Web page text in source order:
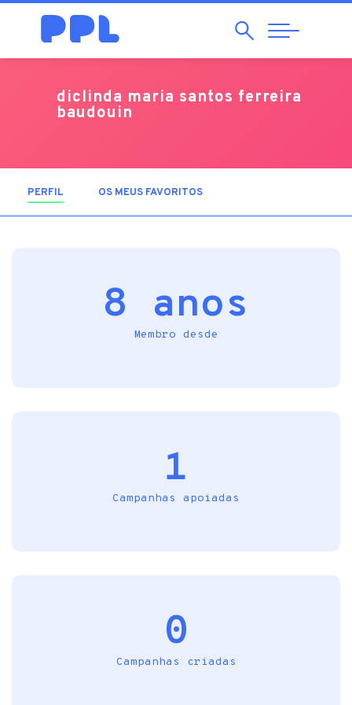
Pesquisar
Abrir
Navegação
diclinda maria santos ferreira
baudouin
PERFIL (SEPARADOR ATIVO)
OS MEUS FAVORITOS
8 anos
Membro desde
1
Campanhas apoiadas
0
Campanhas criadas